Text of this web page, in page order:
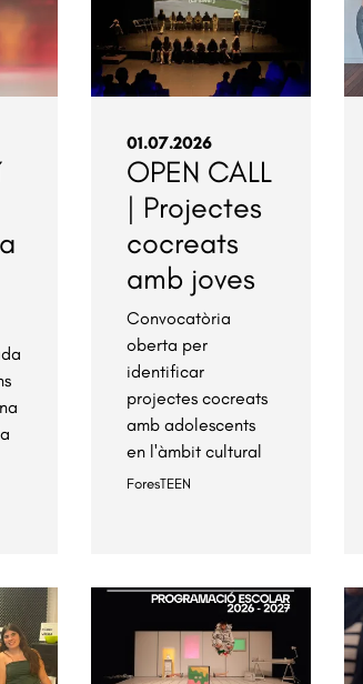
01.07.2026
OPEN CALL
| Projectes
cocreats
amb joves
Convocatòria
oberta per
identificar
projectes cocreats
amb adolescents
en l'àmbit cultural
ForesTEEN